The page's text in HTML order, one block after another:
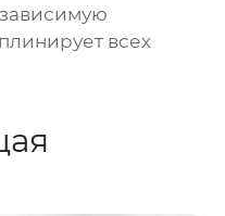
всех